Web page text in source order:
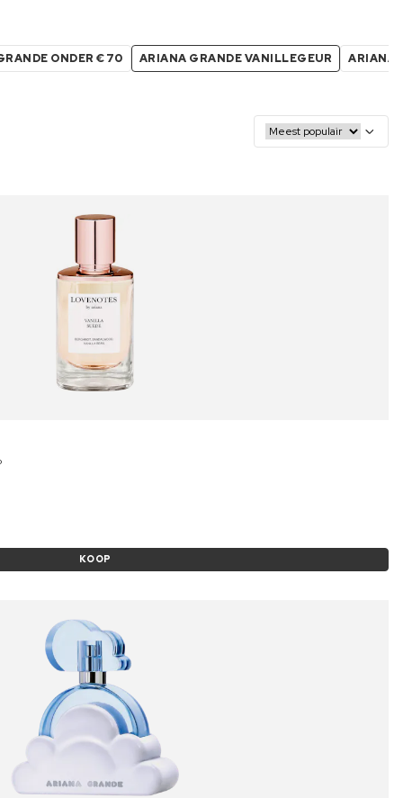
ONDER €70 ARIANA GRANDE VANILLEGEUR ARIANA
KOOP